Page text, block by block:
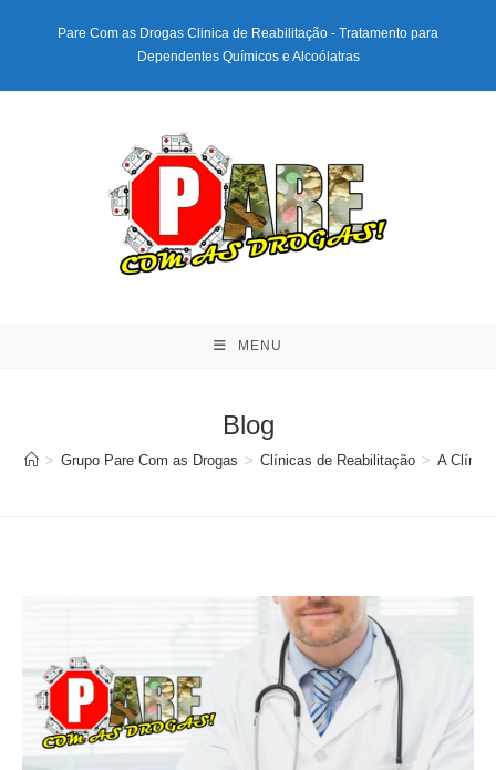
conteúdo
Pare Com as Drogas Clinica de Reabilitação - Tratamento para
Dependentes Químicos e Alcoólatras
MENU
Blog
> Grupo Pare Com as Drogas > Clínicas de Reabilitação > A